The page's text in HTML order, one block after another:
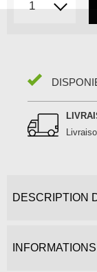
DESCRIPTION